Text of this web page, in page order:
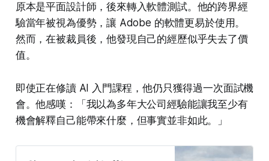
原本是平面設計師，後來轉入軟體測試。他的跨界經
驗當年被視為優勢，讓 Adobe 的軟體更易於使用。
然而，在被裁員後，他發現自己的經歷似乎失去了價
值。
即使正在修讀 AI 入門課程，他仍只獲得過一次面試機
會。他感嘆：「我以為多年大公司經驗能讓我至少有
機會解釋自己能帶來什麼，但事實並非如此。」